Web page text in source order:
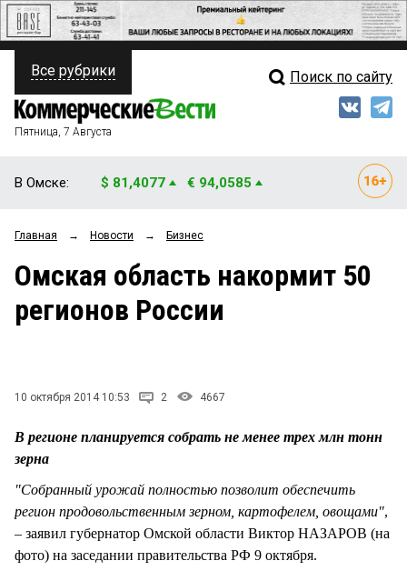
ПОЛИТИКА
ФИНАНСЫ
ОБЩЕСТВО
ЗАКОН
СТИЛЬ ЖИЗНИ
Свежий выпуск
Рейтинги
Все рубрики Поиск по сайту
Пятница, 7 Августа
В Омске: $ 81,4077 € 94,0585
Главная → Новости → Бизнес
Омская область накормит 50
регионов России
10 октября 2014 10:53 2 4667
В регионе планируется собрать не менее трех млн тонн
зерна
"Собранный урожай полностью позволит обеспечить
регион продовольственным зерном, картофелем, овощами",
– заявил губернатор Омской области Виктор НАЗАРОВ (на
фото) на заседании правительства РФ 9 октября.